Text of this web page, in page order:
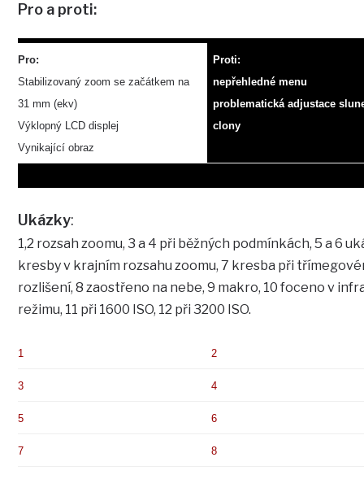
Pro a proti:
Pro:
Stabilizovaný zoom se začátkem na
31 mm (ekv)
Výklopný LCD displej
Vynikající obraz
Proti:
nepřehledné menu
problematická adjustace
clony
Ukázky:
1,2 rozsah zoomu, 3 a 4 při běžných podmínkách, 5 a 6
kresby v krajním rozsahu zoomu, 7 kresba při
rozlišení, 8 zaostřeno na nebe, 9 makro, 10 foceno v
režimu, 11 při 1600 ISO, 12 při 3200 ISO.
1 2
3 4
5 6
7 8